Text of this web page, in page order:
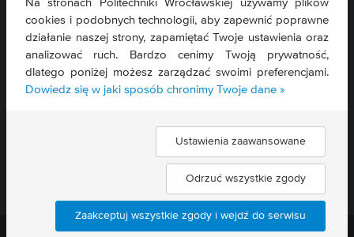
FOTONIKI I MIKROSYSTEMÓW
50-372 Wrocław
Politechnika Wrocławska ©2026
Na stronach Politechniki Wrocławskiej używamy plików
cookies i podobnych technologii, aby zapewnić poprawne
działanie naszej strony, zapamiętać Twoje ustawienia oraz
analizować ruch. Bardzo cenimy Twoją prywatność,
dlatego poniżej możesz zarządzać swoimi preferencjami.
Dowiedz się w jaki sposób chronimy Twoje dane »
Ustawienia zaawansowane
Odrzuć wszystkie zgody
Zaakceptuj wszystkie zgody i wejdź do serwisu